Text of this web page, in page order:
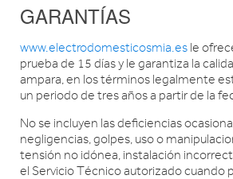
GARANTÍAS
www.electrodomesticosmia.es le
prueba de 15 días y le garantiza la
ampara, en los términos legalmente
un periodo de tres años a partir de la
No se incluyen las deficiencias
negligencias, golpes, uso o
tensión no idónea, instalación
el Servicio Técnico autorizado cuando